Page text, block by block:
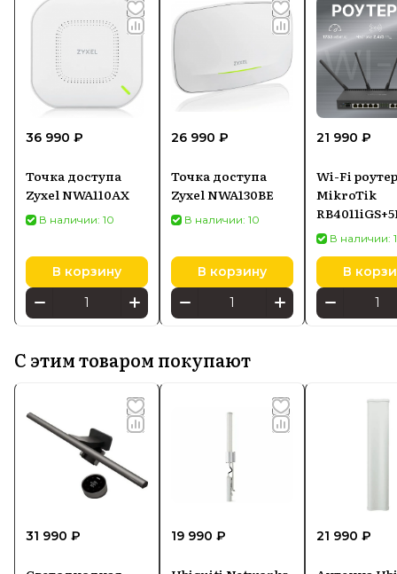
36 990 ₽
Точка доступа
Zyxel NWA110AX
В наличии: 10
В корзину
26 990 ₽
Точка доступа
Zyxel NWA130BE
В наличии: 10
В корзину
21 990 ₽
Wi-Fi роутер
MikroTik
IN, черный
В наличии:
В
С этим товаром покупают
31 990 ₽ 19 990 ₽ 21 990 ₽